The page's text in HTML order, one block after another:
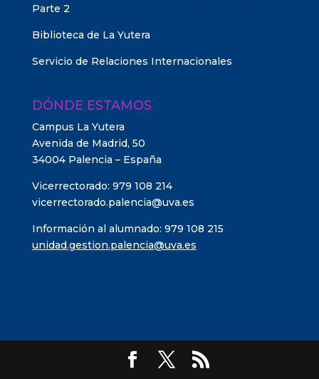
Parte 2
Biblioteca de La Yutera
Servicio de Relaciones Internacionales
DÓNDE ESTAMOS
Campus La Yutera
Avenida de Madrid, 50
34004 Palencia – España
Vicerrectorado: 979 108 214
vicerrectorado.palencia@uva.es
Información al alumnado: 979 108 215
unidad.gestion.palencia@uva.es